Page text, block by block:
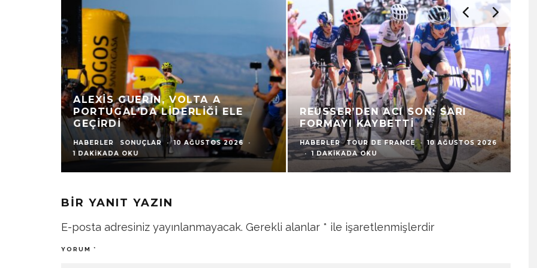
ALEXIS GUERIN, VOLTA A
PORTUGAL’DA LIDERLIĞI ELE
GEÇIRDI
HABERLER SONUÇLAR · 10 AĞUSTOS 2026
·
1 DAKIKADA OKU
REUSSER’DEN ACI SON: SARI
FORMAYI KAYBETTI
HABERLER TOUR DE FRANCE ·
10 AĞUSTOS 2026
·
1 DAKIKADA OKU
BIR YANIT YAZIN
E-posta adresiniz yayınlanmayacak. Gerekli alanlar * ile işaretlenmişlerdir
YORUM *